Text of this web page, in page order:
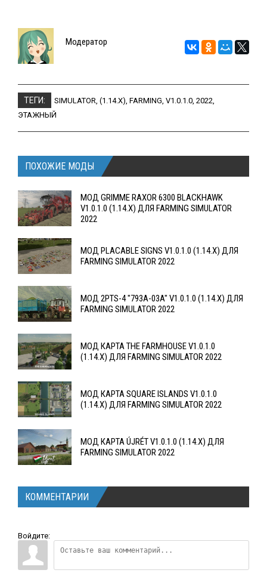
Модератор
ТЕГИ: SIMULATOR, (1.14.X), FARMING, V1.0.1.0, 2022,
ЭТАЖНЫЙ
ПОХОЖИЕ МОДЫ
МОД GRIMME RAXOR 6300 BLACKHAWK
V1.0.1.0 (1.14.X) ДЛЯ FARMING SIMULATOR
2022
МОД PLACABLE SIGNS V1.0.1.0 (1.14.X) ДЛЯ
FARMING SIMULATOR 2022
МОД 2PTS-4 "793A-03A" V1.0.1.0 (1.14.X) ДЛЯ
FARMING SIMULATOR 2022
МОД КАРТА THE FARMHOUSE V1.0.1.0
(1.14.X) ДЛЯ FARMING SIMULATOR 2022
МОД КАРТА SQUARE ISLANDS V1.0.1.0
(1.14.X) ДЛЯ FARMING SIMULATOR 2022
МОД КАРТА ÚJRÉT V1.0.1.0 (1.14.X) ДЛЯ
FARMING SIMULATOR 2022
КОММЕНТАРИИ
Войдите: